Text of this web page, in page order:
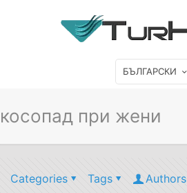
БЪЛГАРСКИ
косопад при жени
Categories Tags Authors